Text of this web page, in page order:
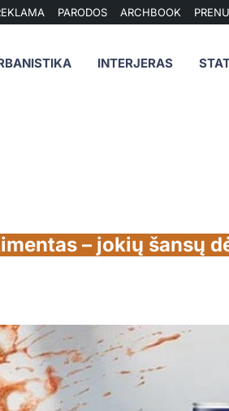
PARODOS ARCHBOOK
INTERJERAS
– jokių šansų